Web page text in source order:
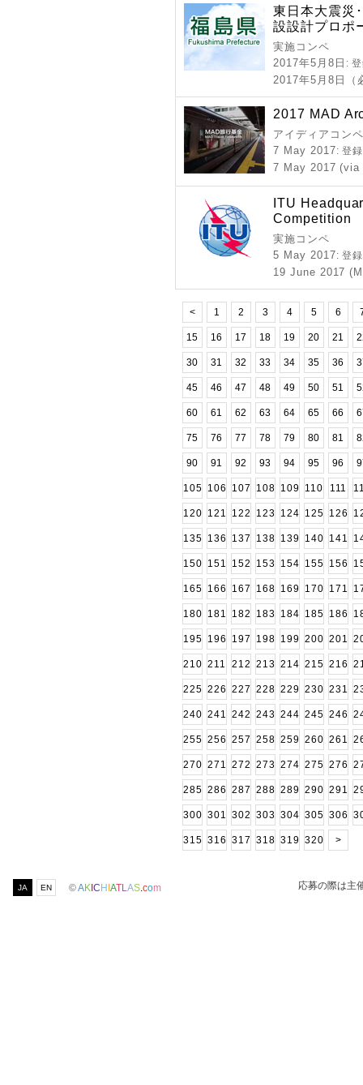
東日本大震災
設設計プロポ
実施コンペ
2017年5月8日 :
2017年5月8日（
2017 MAD
アイディアコン
7 May 2017: 登
7 May 2017
​​​ITU
Competition
実施コンペ
5 May 2017: 登
19 June 2017
< 1 2 3 4 5 6
15 16 17 18 19 20 21
30 31 32 33 34 35 36
45 46 47 48 49 50 51
60 61 62 63 64 65 66
75 76 77 78 79 80 81
90 91 92 93 94 95 96
105 106 107 108 109 110 111
120 121 122 123 124 125 126
135 136 137 138 139 140 141
150 151 152 153 154 155 156
165 166 167 168 169 170 171
180 181 182 183 184 185 186
195 196 197 198 199 200 201
210 211 212 213 214 215 216
225 226 227 228 229 230 231
240 241 242 243 244 245 246
255 256 257 258 259 260 261
270 271 272 273 274 275 276
285 286 287 288 289 290 291
300 301 302 303 304 305 306
315 316 317 318 319 320 >
JA EN ©AK C H ATLAS.com 応募の際は主